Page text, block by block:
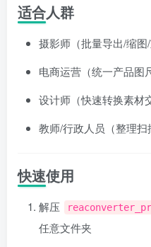
适合人群
摄影师（批量导出/缩图
电商运营（统一产品图
设计师（快速转换素材
教师/行政人员（整理扫
快速使用
解压
任意文件夹